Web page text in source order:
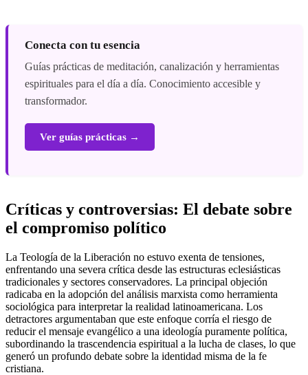
Conecta con tu esencia
Guías prácticas de meditación, canalización y herramientas
espirituales para el día a día. Conocimiento accesible y
transformador.
Ver guías prácticas →
Críticas y controversias: El debate sobre
el compromiso político
La Teología de la Liberación no estuvo exenta de tensiones,
enfrentando una severa crítica desde las estructuras eclesiásticas
tradicionales y sectores conservadores. La principal objeción
radicaba en la adopción del análisis marxista como herramienta
sociológica para interpretar la realidad latinoamericana. Los
detractores argumentaban que este enfoque corría el riesgo de
reducir el mensaje evangélico a una ideología puramente política,
subordinando la trascendencia espiritual a la lucha de clases, lo que
generó un profundo debate sobre la identidad misma de la fe
cristiana.